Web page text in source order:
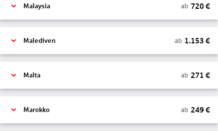
Malaysia ab 720€
Malediven ab 1.153 €
Malta ab 271 €
Marokko ab 249€